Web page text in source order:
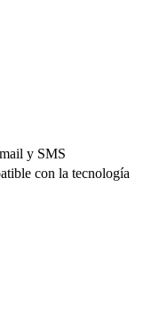
y SMS
con la tecnología